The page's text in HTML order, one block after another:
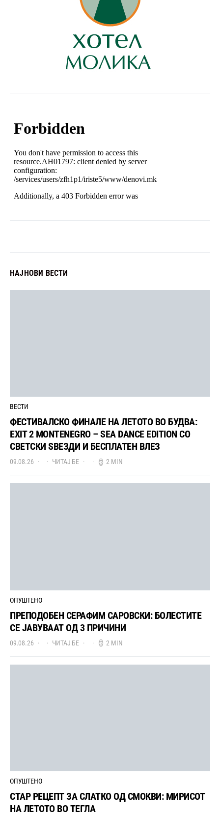
НАЈНОВИ ВЕСТИ
ВЕСТИ
ФЕСТИВАЛСКО ФИНАЛЕ НА ЛЕТОТО ВО БУДВА:
EXIT 2 MONTENEGRO – SEA DANCE EDITION СО
СВЕТСКИ ЅВЕЗДИ И БЕСПЛАТЕН ВЛЕЗ
09.08.26 ЧИТАЈ БЕ 2 MIN
ОПУШТЕНО
ПРЕПОДОБЕН СЕРАФИМ САРОВСКИ: БОЛЕСТИТЕ
СЕ ЈАВУВААТ ОД 3 ПРИЧИНИ
09.08.26 ЧИТАЈ БЕ 2 MIN
ОПУШТЕНО
СТАР РЕЦЕПТ ЗА СЛАТКО ОД СМОКВИ: МИРИСОТ
НА ЛЕТОТО ВО ТЕГЛА